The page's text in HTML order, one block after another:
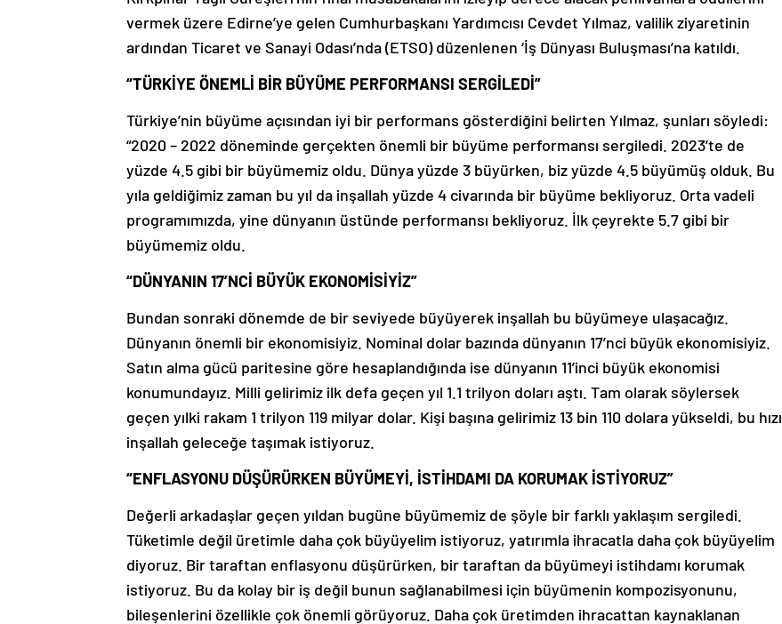
vermek üzere Edirne’ye gelen Cumhurbaşkanı Yardımcısı Cevdet Yılmaz, valilik ziyaretinin
ardından Ticaret ve Sanayi Odası’nda (ETSO) düzenlenen ‘İş Dünyası Buluşması’na katıldı.
“TÜRKİYE ÖNEMLİ BİR BÜYÜME PERFORMANSI SERGİLEDİ”
Türkiye’nin büyüme açısından iyi bir performans gösterdiğini belirten Yılmaz, şunları söyledi:
“2020 – 2022 döneminde gerçekten önemli bir büyüme performansı sergiledi. 2023’te de
yüzde 4.5 gibi bir büyümemiz oldu. Dünya yüzde 3 büyürken, biz yüzde 4.5 büyümüş olduk. Bu
yıla geldiğimiz zaman bu yıl da inşallah yüzde 4 civarında bir büyüme bekliyoruz. Orta vadeli
programımızda, yine dünyanın üstünde performansı bekliyoruz. İlk çeyrekte 5.7 gibi bir
büyümemiz oldu.
“DÜNYANIN 17’NCİ BÜYÜK EKONOMİSİYİZ”
Bundan sonraki dönemde de bir seviyede büyüyerek inşallah bu büyümeye ulaşacağız.
Dünyanın önemli bir ekonomisiyiz. Nominal dolar bazında dünyanın 17’nci büyük ekonomisiyiz.
Satın alma gücü paritesine göre hesaplandığında ise dünyanın 11’inci büyük ekonomisi
konumundayız. Milli gelirimiz ilk defa geçen yıl 1.1 trilyon doları aştı. Tam olarak söylersek
geçen yılki rakam 1 trilyon 119 milyar dolar. Kişi başına gelirimiz 13 bin 110 dolara yükseldi, bu hızı
inşallah geleceğe taşımak istiyoruz.
“ENFLASYONU DÜŞÜRÜRKEN BÜYÜMEYİ, İSTİHDAMI DA KORUMAK İSTİYORUZ”
Değerli arkadaşlar geçen yıldan bugüne büyümemiz de şöyle bir farklı yaklaşım sergiledi.
Tüketimle değil üretimle daha çok büyüyelim istiyoruz, yatırımla ihracatla daha çok büyüyelim
diyoruz. Bir taraftan enflasyonu düşürürken, bir taraftan da büyümeyi istihdamı korumak
istiyoruz. Bu da kolay bir iş değil bunun sağlanabilmesi için büyümenin kompozisyonunu,
bileşenlerini özellikle çok önemli görüyoruz. Daha çok üretimden ihracattan kaynaklanan